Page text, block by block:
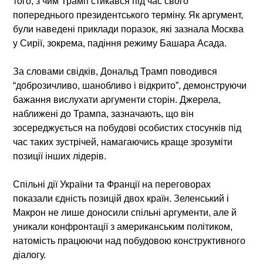
попереднього президентського терміну. Як аргумент,
були наведені приклади поразок, які зазнала Москва
у Сирії, зокрема, падіння режиму Башара Асада.
За словами свідків, Дональд Трамп поводився
“доброзичливо, шанобливо і відкрито”, демонструючи
бажання вислухати аргументи сторін. Джерела,
наближені до Трампа, зазначають, що він
зосереджується на побудові особистих стосунків під
час таких зустрічей, намагаючись краще зрозуміти
позиції інших лідерів.
Спільні дії України та Франції на переговорах
показали єдність позицій двох країн. Зеленський і
Макрон не лише доносили спільні аргументи, але й
уникали конфронтації з американським політиком,
натомість працюючи над побудовою конструктивного
діалогу.